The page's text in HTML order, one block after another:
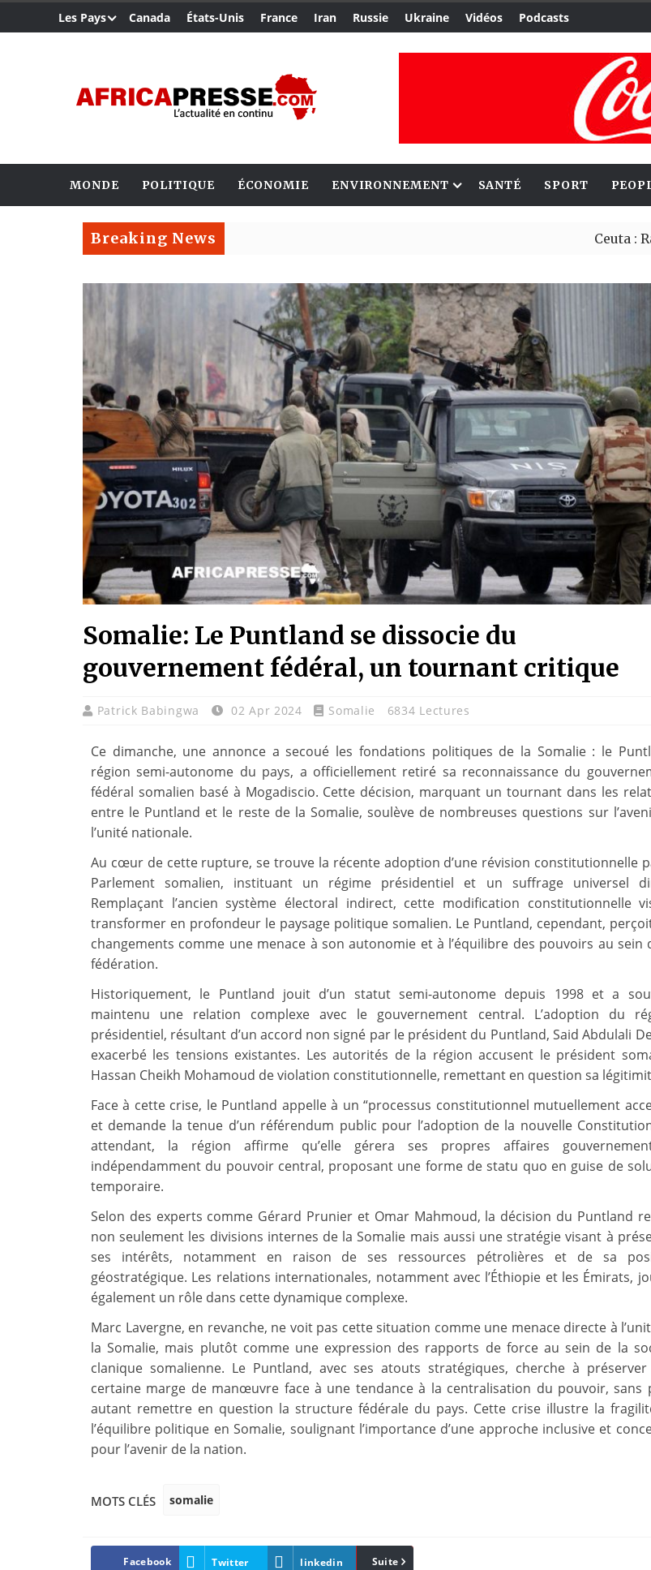
Les Pays Canada États-Unis France Iran Russie Ukraine Vidéos Podcasts
MONDE POLITIQUE ÉCONOMIE ENVIRONNEMENT SANTÉ SPORT
Breaking News Ceuta : Rabat
Somalie: Le Puntland se dissocie du
gouvernement fédéral, un tournant critique
Patrick Babingwa 02 Apr 2024 Somalie 6834 Lectures
Ce dimanche, une annonce a secoué les fondations politiques de la Somalie : le
région semi-autonome du pays, a officiellement retiré sa reconnaissance du
fédéral somalien basé à Mogadiscio. Cette décision, marquant un tournant dans les
entre le Puntland et le reste de la Somalie, soulève de nombreuses questions sur
l’unité nationale.
Au cœur de cette rupture, se trouve la récente adoption d’une révision constitutionnelle
Parlement somalien, instituant un régime présidentiel et un suffrage universel
Remplaçant l’ancien système électoral indirect, cette modification constitutionnelle
transformer en profondeur le paysage politique somalien. Le Puntland, cependant,
changements comme une menace à son autonomie et à l’équilibre des pouvoirs au sein
fédération.
Historiquement, le Puntland jouit d’un statut semi-autonome depuis 1998 et a
maintenu une relation complexe avec le gouvernement central. L’adoption du
présidentiel, résultant d’un accord non signé par le président du Puntland, Said Abdulali
exacerbé les tensions existantes. Les autorités de la région accusent le président
Hassan Cheikh Mohamoud de violation constitutionnelle, remettant en question sa
Face à cette crise, le Puntland appelle à un “processus constitutionnel mutuellement
et demande la tenue d’un référendum public pour l’adoption de la nouvelle
attendant, la région affirme qu’elle gérera ses propres affaires
indépendamment du pouvoir central, proposant une forme de statu quo en guise de
temporaire.
Selon des experts comme Gérard Prunier et Omar Mahmoud, la décision du Puntland
non seulement les divisions internes de la Somalie mais aussi une stratégie visant à
ses intérêts, notamment en raison de ses ressources pétrolières et de sa
géostratégique. Les relations internationales, notamment avec l’Éthiopie et les Émirats,
également un rôle dans cette dynamique complexe.
Marc Lavergne, en revanche, ne voit pas cette situation comme une menace directe à
la Somalie, mais plutôt comme une expression des rapports de force au sein de la
clanique somalienne. Le Puntland, avec ses atouts stratégiques, cherche à
certaine marge de manœuvre face à une tendance à la centralisation du pouvoir, sans
autant remettre en question la structure fédérale du pays. Cette crise illustre la
l’équilibre politique en Somalie, soulignant l’importance d’une approche inclusive et
pour l’avenir de la nation.
MOTS CLÉS somalie
Facebook Twitter linkedin Pinterest
Suite